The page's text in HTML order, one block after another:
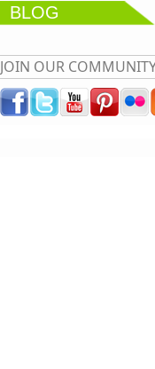
BLOG
JOIN OUR